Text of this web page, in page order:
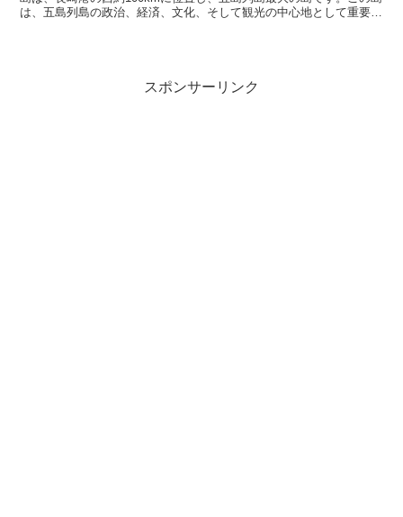
は、五島列島の政治、経済、文化、そして観光の中心地として重要な
スポンサーリンク